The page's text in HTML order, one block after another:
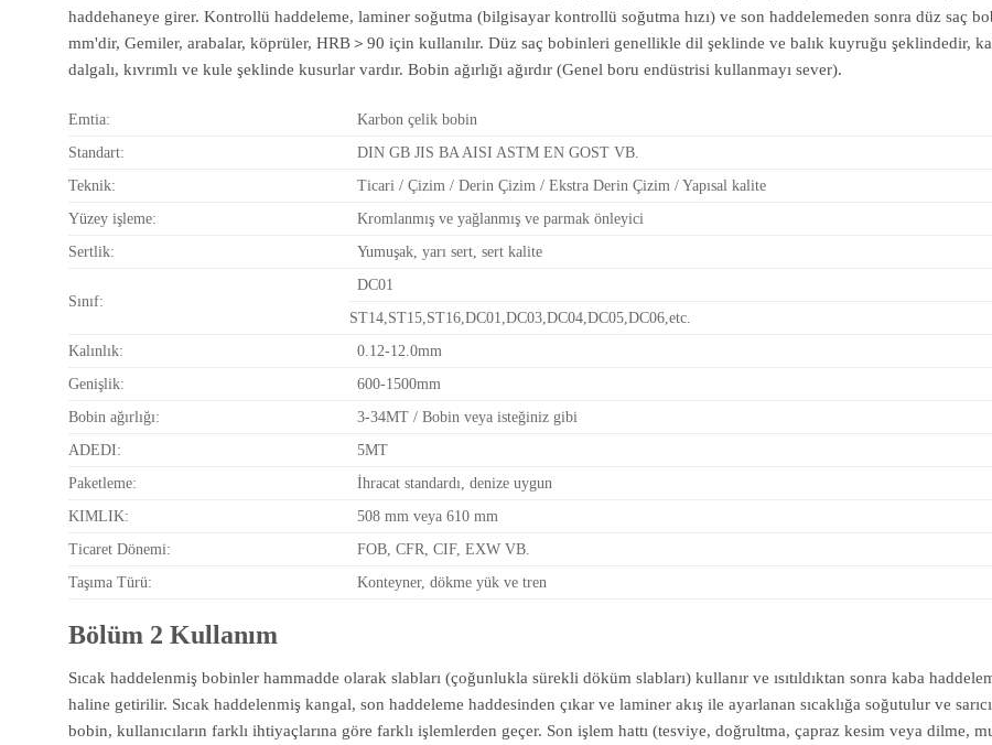
haddehaneye girer. Kontrollü haddeleme, laminer soğutma (bilgisayar kontrollü soğutma hızı) ve son haddelemeden sonra düz saç
mm'dir, Gemiler, arabalar, köprüler, HRB＞90 için kullanılır. Düz saç bobinleri genellikle dil şeklinde ve balık kuyruğu şeklindedir,
dalgalı, kıvrımlı ve kule şeklinde kusurlar vardır. Bobin ağırlığı ağırdır (Genel boru endüstrisi kullanmayı sever).
Emtia:
Karbon çelik bobin
Standart:
DIN GB JIS BA AISI ASTM EN GOST VB.
Teknik:
Ticari / Çizim / Derin Çizim / Ekstra Derin Çizim / Yapısal kalite
Yüzey işleme:
Kromlanmış ve yağlanmış ve parmak önleyici
Sertlik:
Yumuşak, yarı sert, sert kalite
Sınıf:
DC01
ST14,ST15,ST16,DC01,DC03,DC04,DC05,DC06,etc.
Kalınlık:
0.12-12.0mm
Genişlik:
600-1500mm
Bobin ağırlığı:
3-34MT / Bobin veya isteğiniz gibi
ADEDI:
5MT
Paketleme:
İhracat standardı, denize uygun
KIMLIK:
508 mm veya 610 mm
Ticaret Dönemi:
FOB, CFR, CIF, EXW VB.
Taşıma Türü:
Konteyner, dökme yük ve tren
Bölüm 2 Kullanım
Sıcak haddelenmiş bobinler hammadde olarak slabları (çoğunlukla sürekli döküm slabları) kullanır ve ısıtıldıktan sonra kaba
haline getirilir. Sıcak haddelenmiş kangal, son haddeleme haddesinden çıkar ve laminer akış ile ayarlanan sıcaklığa soğutulur ve
bobin, kullanıcıların farklı ihtiyaçlarına göre farklı işlemlerden geçer. Son işlem hattı (tesviye, doğrultma, çapraz kesim veya dilme,